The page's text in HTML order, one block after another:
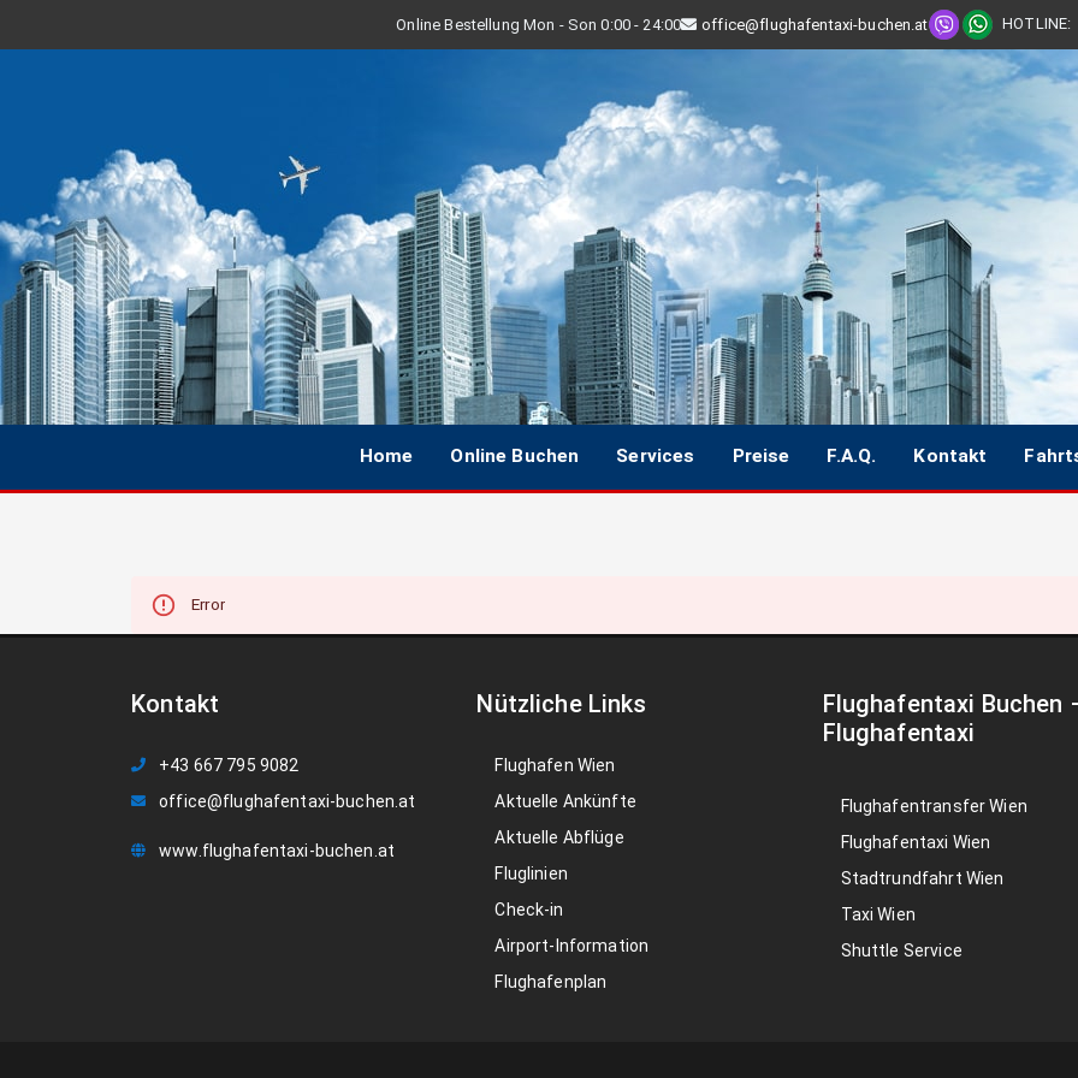
Online Bestellung Mon - Son 0:00 - 24:00 office@flughafentaxi-buchen.at HOTLINE:
Home Online Buchen Services Preise F.A.Q. Kontakt
Error
Kontakt
+43 667 795 9082
office@flughafentaxi-buchen.at
www.flughafentaxi-buchen.at
Nützliche Links
Flughafen Wien
Aktuelle Ankünfte
Aktuelle Abflüge
Fluglinien
Check-in
Airport-Information
Flughafenplan
Flughafentaxi Buchen
Flughafentaxi
Flughafentransfer Wien
Flughafentaxi Wien
Stadtrundfahrt Wien
Taxi Wien
Shuttle Service